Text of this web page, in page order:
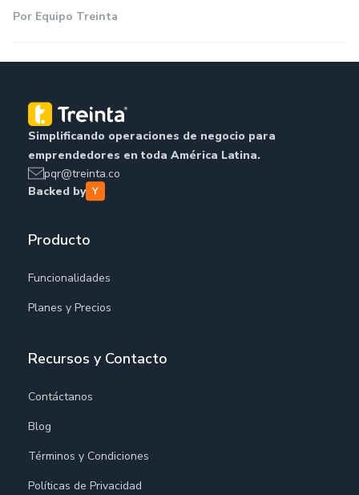
Por Equipo Treinta
Simplificando operaciones de negocio para
emprendedores en toda América Latina.
pqr@treinta.co
Backed by
Producto
Funcionalidades
Planes y Precios
Recursos y Contacto
Contáctanos
Blog
Términos y Condiciones
Políticas de Privacidad